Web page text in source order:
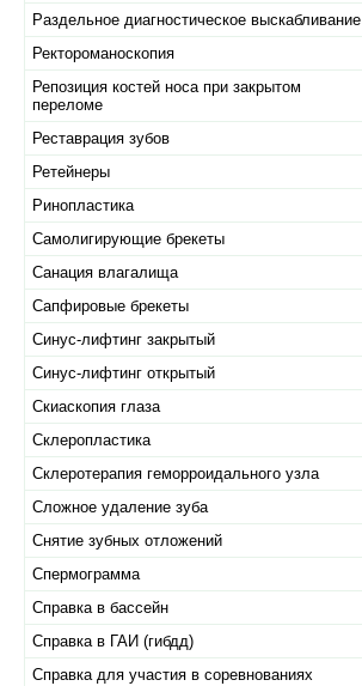
Раздельное диагностическое выскабливание
Ректороманоскопия
Репозиция костей носа при закрытом
переломе
Реставрация зубов
Ретейнеры
Ринопластика
Самолигирующие брекеты
Санация влагалища
Сапфировые брекеты
Синус-лифтинг закрытый
Синус-лифтинг открытый
Скиаскопия глаза
Склеропластика
Склеротерапия геморроидального узла
Сложное удаление зуба
Снятие зубных отложений
Спермограмма
Справка в бассейн
Справка в ГАИ (гибдд)
Справка для участия в соревнованиях